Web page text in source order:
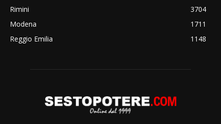
Rimini
3704
Modena
1711
Reggio Emilia
1148